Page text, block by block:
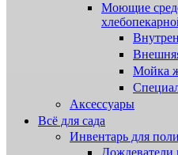
Моющие
Мойка
Аксессуары
Всё для сада
Инвентарь для